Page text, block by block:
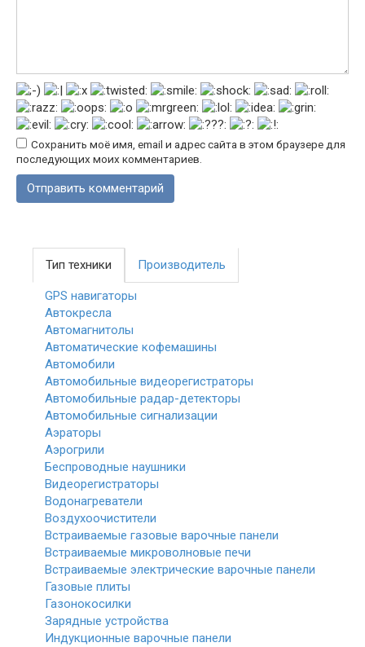
Сохранить моё имя, email и адрес сайта в этом браузере для
последующих моих комментариев.
Тип техники Производитель
GPS навигаторы
Автокресла
Автомагнитолы
Автоматические кофемашины
Автомобили
Автомобильные видеорегистраторы
Автомобильные радар-детекторы
Автомобильные сигнализации
Аэраторы
Аэрогрили
Беспроводные наушники
Видеорегистраторы
Водонагреватели
Воздухоочистители
Встраиваемые газовые варочные панели
Встраиваемые микроволновые печи
Встраиваемые электрические варочные панели
Газовые плиты
Газонокосилки
Зарядные устройства
Индукционные варочные панели